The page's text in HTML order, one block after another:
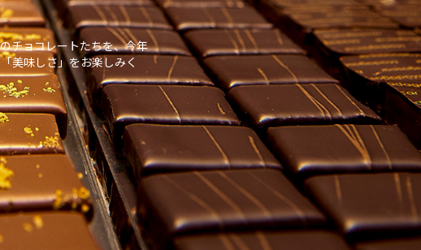
チョコレートたちを、今年
美味しさ」をお楽しみく